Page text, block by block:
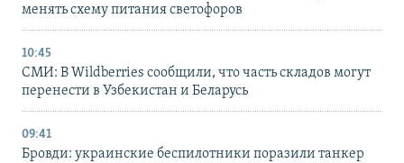
менять схему питания светофоров
10:45
СМИ: В Wildberries сообщили, что часть складов могут
перенести в Узбекистан и Беларусь
09:41
Бровди: украинские беспилотники поразили танкер